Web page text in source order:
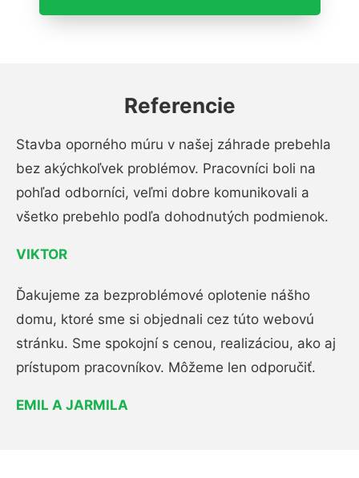
Referencie
Stavba oporného múru v našej záhrade prebehla
bez akýchkoľvek problémov. Pracovníci boli na
pohľad odborníci, veľmi dobre komunikovali a
všetko prebehlo podľa dohodnutých podmienok.
VIKTOR
Ďakujeme za bezproblémové oplotenie nášho
domu, ktoré sme si objednali cez túto webovú
stránku. Sme spokojní s cenou, realizáciou, ako aj
prístupom pracovníkov. Môžeme len odporučiť.
EMIL A JARMILA